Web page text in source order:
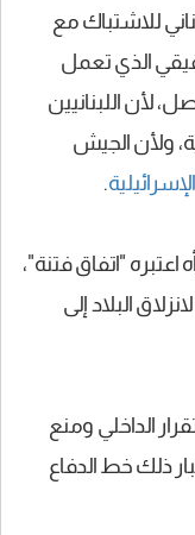
للاشتباك مع
الذي تعمل
لأن اللبنانيين
ولأن الجيش
الإسرائيلية.
اعتبره "اتفاق فتنة"،
البلاد إلى
الداخلي ومنع
ذلك خط الدفاع